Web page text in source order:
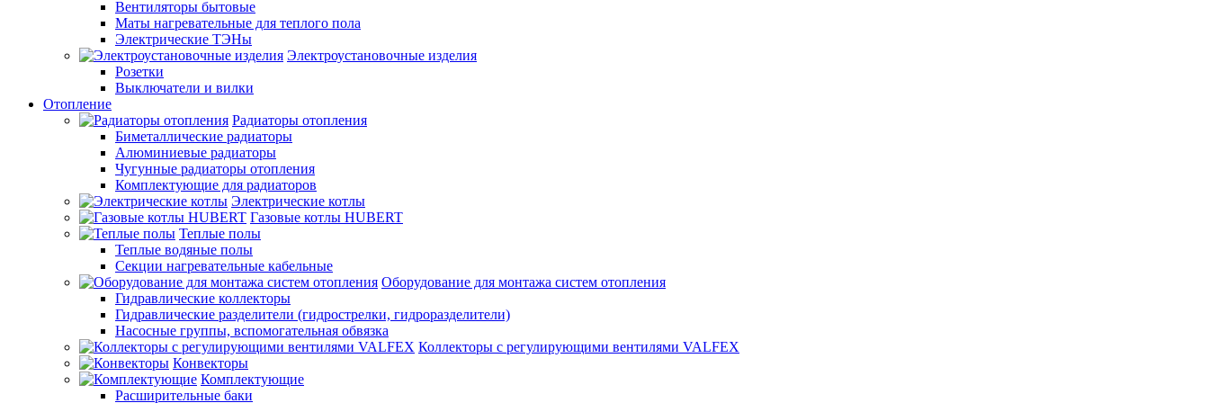
Вентиляторы бытовые
Маты нагревательные для теплого пола
Электрические ТЭНы
Электроустановочные изделия
Розетки
Выключатели и вилки
Отопление
Радиаторы отопления
Биметаллические радиаторы
Алюминиевые радиаторы
Чугунные радиаторы отопления
Комплектующие для радиаторов
Электрические котлы
Газовые котлы HUBERT
Теплые полы
Теплые водяные полы
Секции нагревательные кабельные
Оборудование для монтажа систем отопления
Гидравлические коллекторы
Гидравлические разделители (гидрострелки, гидроразделители)
Насосные группы, вспомогательная обвязка
Коллекторы с регулирующими вентилями VALFEX
Конвекторы
Комплектующие
Расширительные баки